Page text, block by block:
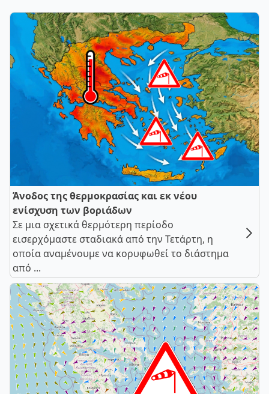
Άνοδος της θερμοκρασίας και εκ νέου
ενίσχυση των βοριάδων
Σε μια σχετικά θερμότερη περίοδο
εισερχόμαστε σταδιακά από την Τετάρτη, η
οποία αναμένουμε να κορυφωθεί το διάστημα
από ...